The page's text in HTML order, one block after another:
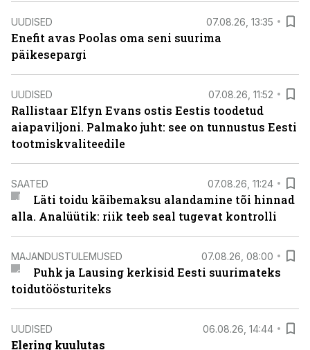
UUDISED 07.08.26, 13:35
Enefit avas Poolas oma seni suurima
päikesepargi
UUDISED 07.08.26, 11:52
Rallistaar Elfyn Evans ostis Eestis toodetud
aiapaviljoni. Palmako juht: see on tunnustus Eesti
tootmiskvaliteedile
SAATED 07.08.26, 11:24
Läti toidu käibemaksu alandamine tõi hinnad
alla. Analüütik: riik teeb seal tugevat kontrolli
MAJANDUSTULEMUSED 07.08.26, 08:00
Puhk ja Lausing kerkisid Eesti suurimateks
toidutöösturiteks
UUDISED 06.08.26, 14:44
Elering kuulutas